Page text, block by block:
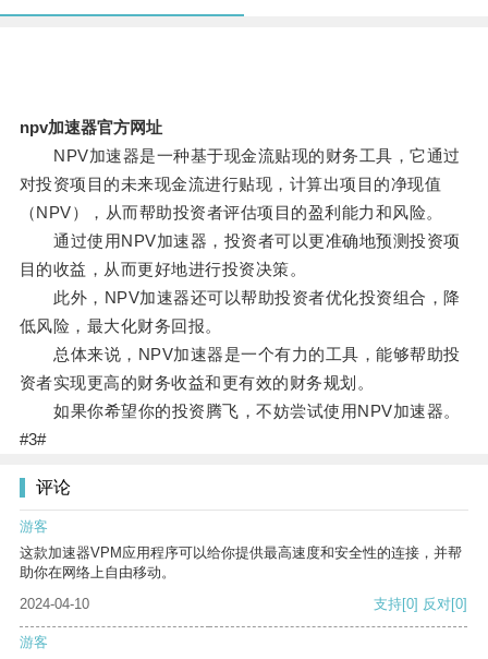
npv加速器官方网址
NPV加速器是一种基于现金流贴现的财务工具，它通过
对投资项目的未来现金流进行贴现，计算出项目的净现值
（NPV），从而帮助投资者评估项目的盈利能力和风险。
通过使用NPV加速器，投资者可以更准确地预测投资项
目的收益，从而更好地进行投资决策。
此外，NPV加速器还可以帮助投资者优化投资组合，降
低风险，最大化财务回报。
总体来说，NPV加速器是一个有力的工具，能够帮助投
资者实现更高的财务收益和更有效的财务规划。
如果你希望你的投资腾飞，不妨尝试使用NPV加速器。
#3#
评论
游客
这款加速器VPM应用程序可以给你提供最高速度和安全性的连接，并帮
助你在网络上自由移动。
2024-04-10
支持[0] 反对[0]
游客